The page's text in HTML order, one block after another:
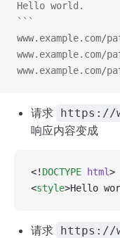
Hello world.
```
请求 https://
响应内容变成
<! DOCTYPE html>
<style>Hello
请求 https://